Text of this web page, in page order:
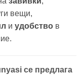
вещи,
и удобство в
се предлага